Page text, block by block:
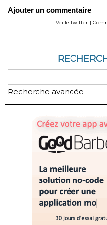
stockage accrue lors
des déploiements sur
Ajouter un commentaire
Veille Twitter |
Recherche avancée